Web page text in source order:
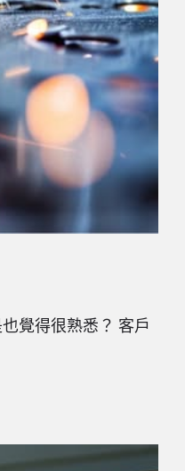
覺得很熟悉？ 客戶